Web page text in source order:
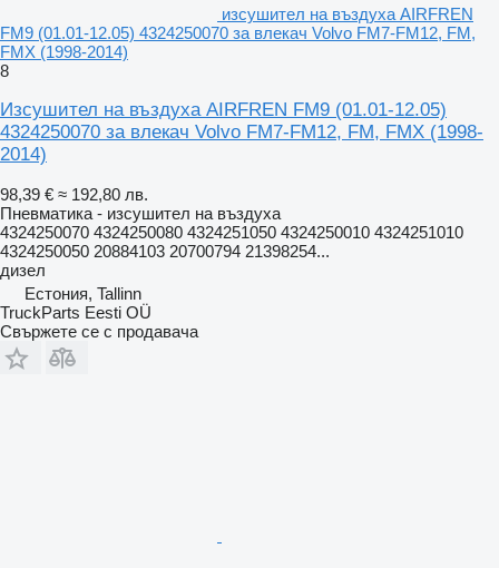
изсушител на въздуха AIRFREN
FM9 (01.01-12.05) 4324250070 за влекач Volvo FM7-FM12, FM,
FMX (1998-2014)
8
Изсушител на въздуха AIRFREN FM9 (01.01-12.05)
4324250070 за влекач Volvo FM7-FM12, FM, FMX (1998-
2014)
98,39 € ≈ 192,80 лв.
Пневматика - изсушител на въздуха
4324250070 4324250080 4324251050 4324250010 4324251010
4324250050 20884103 20700794 21398254...
дизел
Естония, Tallinn
TruckParts Eesti OÜ
Свържете се с продавача